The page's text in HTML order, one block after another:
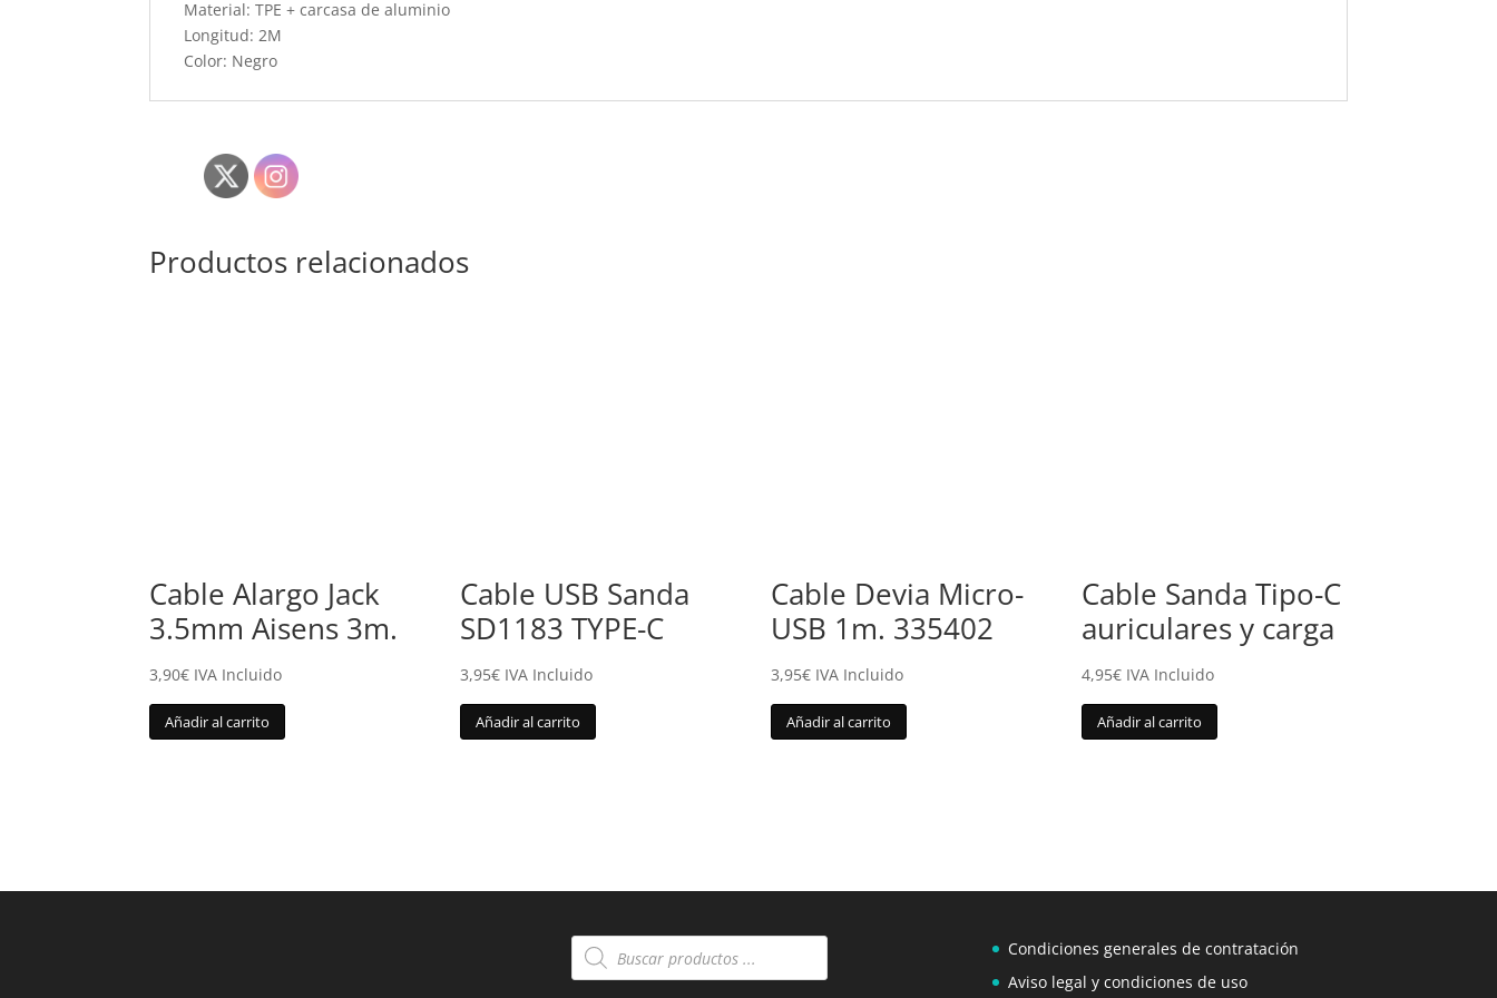
Material: TPE + carcasa de aluminio
Longitud: 2M
Color: Negro
Productos relacionados
Cable Alargo Jack
3.5mm Aisens 3m.
3,90€ IVA Incluido
Añadir al carrito
Cable USB Sanda
SD1183 TYPE-C
3,95€ IVA Incluido
Añadir al carrito
Cable Devia Micro-
USB 1m. 335402
3,95€ IVA Incluido
Añadir al carrito
Cable Sanda Tipo-C
auriculares y carga
4,95€ IVA Incluido
Añadir al carrito
Búsqueda
de
Condiciones generales de contratación
Aviso legal y condiciones de uso